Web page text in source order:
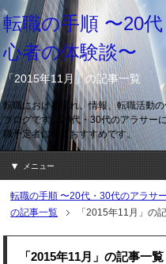
転職の手順 〜20
心者の体験談〜
「2015年11月」の記事一覧
転職における流れ、情報、転職活動
ブログです。20代・30代のアラサー
職予定者に特におすすめです。
メニュー
転職の手順 〜20代・30代のアラサ
の記事一覧
「2015年11月」の
「2015年11月」の記事一覧